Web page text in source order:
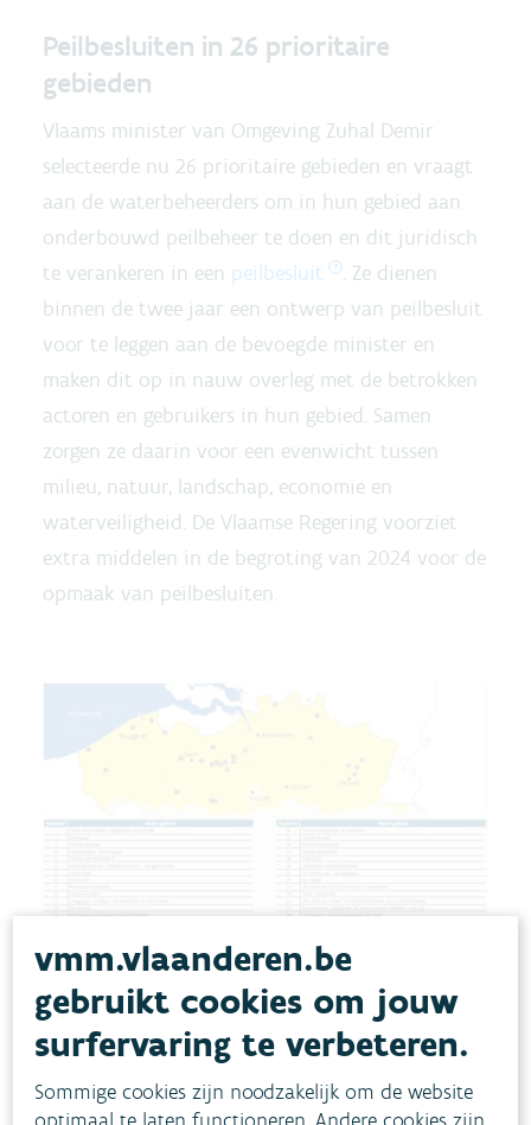
Peilbesluiten in 26 prioritaire
gebieden
Vlaams minister van Omgeving Zuhal Demir
selecteerde nu 26 prioritaire gebieden en vraagt
aan de waterbeheerders om in hun gebied aan
onderbouwd peilbeheer te doen en dit juridisch
te verankeren in een peilbesluit
. Ze dienen
binnen de twee jaar een ontwerp van peilbesluit
voor te leggen aan de bevoegde minister en
maken dit op in nauw overleg met de betrokken
actoren en gebruikers in hun gebied. Samen
zorgen ze daarin voor een evenwicht tussen
milieu, natuur, landschap, economie en
waterveiligheid. De Vlaamse Regering voorziet
extra middelen in de begroting van 2024 voor de
opmaak van peilbesluiten.
Dit zijn de 26 prioritaire gebieden die een
peilbesluit dienen op te maken
Pilootgebieden als goede
vmm.vlaanderen.be
gebruikt cookies om jouw
surfervaring te verbeteren.
Sommige cookies zijn noodzakelijk om de website